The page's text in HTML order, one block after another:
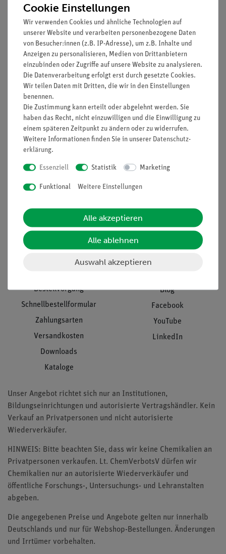
Nach oben
Informationen
Projekte und Lösungen
Presse
Stellenangebote
Kontakt
Hinweisgeberschutz
Datenschutz
Service
Übersicht Service
Beratung & Showroom
Inventarisierungs- &
Einräumservice
Kundendienst
Download &
Support
Bestellvorgang
Schnellbestellformular
Zahlungsarten
Versandkosten
Downloads
Kataloge
Social Media
Blog
Facebook
YouTube
LinkedIn
Unser Angebot richtet sich nur an Institutionen,
Bildungseinrichtungen und autorisierte Vertragshändler. Kein
Verkauf an Privatpersonen und nicht autorisierte
Wiederverkäufer.
HINWEIS: Bitte beachten Sie, dass wir keine Chemikalien an
Privatpersonen verkaufen. Lt. ChemVerbotsV dürfen wir
Chemikalien nur an autorisierte Wiederverkäufer und
öffentliche Forschungs-, Untersuchungs- und Lehranstalten
abgeben.
Die angegebenen Preise und Angebote gelten nur innerhalb
Deutschlands und nur für Webshop-Bestellungen. Änderungen
und Irrtümer vorbehalten.
Cookie Einstellungen
Wir verwenden Cookies und ähnliche Technologien auf
unserer Website und verarbeiten personenbezogene Daten
von Besucher:innen (z.B. IP-Adresse), um z.B. Inhalte und
Anzeigen zu personalisieren, Medien von Drittanbietern
einzubinden oder Zugriffe auf unsere Website zu analysieren.
Die Datenverarbeitung erfolgt erst durch gesetzte Cookies.
Wir teilen Daten mit Dritten, die wir in den Einstellungen
benennen.
Die Zustimmung kann erteilt oder abgelehnt werden. Sie
haben das Recht, nicht einzuwilligen und die Einwilligung zu
einem späteren Zeitpunkt zu ändern oder zu widerrufen.
Weitere Informationen finden Sie in unserer Daten­schutz­
erklärung.
Essenziell Statistik Marketing
Funktional Weitere Einstellungen
Alle akzeptieren
Alle ablehnen
Auswahl akzeptieren